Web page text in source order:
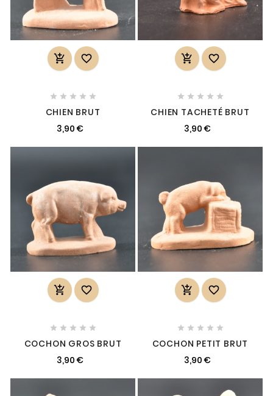
 
    
CHIEN BRUT
3,90 €
 
    
CHIEN TACHETÉ BRUT
3,90 €
 
    
COCHON GROS BRUT
3,90 €
 
    
COCHON PETIT BRUT
3,90 €